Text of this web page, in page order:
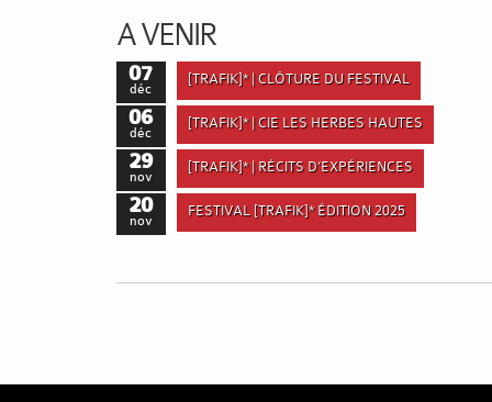
A VENIR
07
déc
[TRAFIK]* | CLÔTURE DU FESTIVAL
06
déc
[TRAFIK]* | CIE LES HERBES HAUTES
29
nov
[TRAFIK]* | RÉCITS D’EXPÉRIENCES
20
nov
FESTIVAL [TRAFIK]* ÉDITION 2025